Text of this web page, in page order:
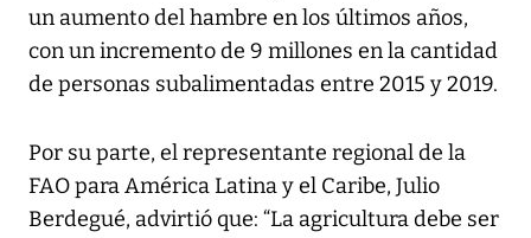
un aumento del hambre en los últimos años,
con un incremento de 9 millones en la cantidad
de personas subalimentadas entre 2015 y 2019.
Por su parte, el representante regional de la
FAO para América Latina y el Caribe, Julio
Berdegué, advirtió que: “La agricultura debe ser